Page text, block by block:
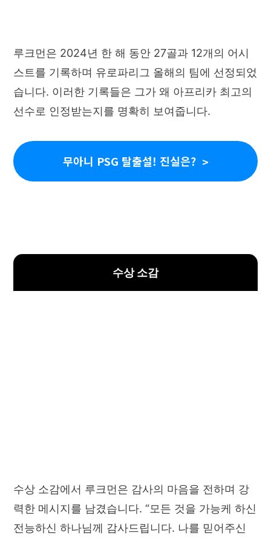
루크먼은 2024년 한 해 동안 27골과 12개의 어시
스트를 기록하며 유로파리그 올해의 팀에 선정되었
습니다. 이러한 기록들은 그가 왜 아프리카 최고의
선수로 인정받는지를 명확히 보여줍니다.
무아니 PSG 탈출설! 진실은?
수상 소감
수상 소감에서 루크먼은 감사의 마음을 전하며 강
력한 메시지를 남겼습니다. “모든 것을 가능케 하신
전능하신 하나님께 감사드립니다. 나를 믿어주신